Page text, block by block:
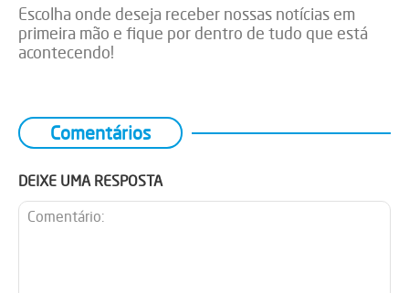
Escolha onde deseja receber nossas notícias em
primeira mão e fique por dentro de tudo que está
acontecendo!
Comentários
DEIXE UMA RESPOSTA